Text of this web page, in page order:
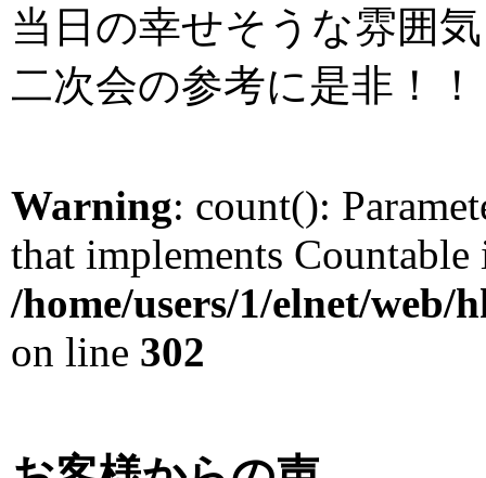
当日の幸せそうな雰囲
二次会の参考に是非！！
Warning: count():
that implements Countable
/home/users/1/elnet/web/
on line 302